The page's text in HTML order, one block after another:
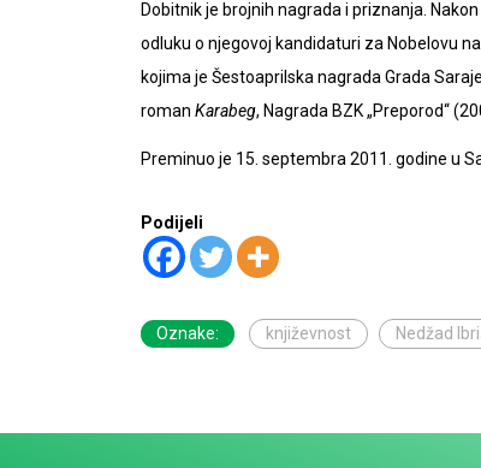
Dobitnik je brojnih nagrada i priznanja.
odluku o njegovoj kandidaturi za Nobelovu
kojima je Šestoaprilska nagrada Grada
roman Karabeg, Nagrada BZK „Preporod“
Preminuo je 15. septembra 2011. godine u
Podijeli
Oznake: književnost Nedžad